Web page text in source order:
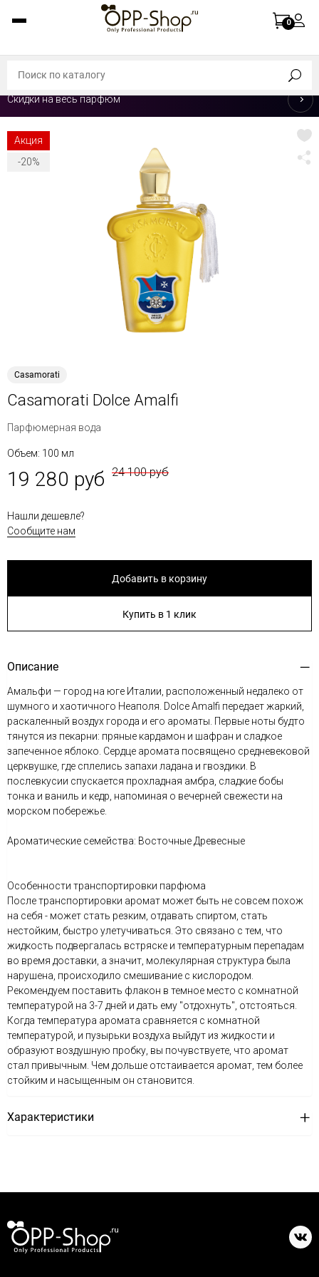
0
Скидки на весь парфюм
Акция
-20%
Casamorati
Casamorati Dolce Amalfi
Парфюмерная вода
Объем: 100 мл
19 280 руб 24 100 руб
Нашли дешевле?
Сообщите нам
Добавить в корзину
Купить в 1 клик
Описание
Амальфи — город на юге Италии, расположенный недалеко от
шумного и хаотичного Неаполя. Dolce Amalfi передает жаркий,
раскаленный воздух города и его ароматы. Первые ноты будто
тянутся из пекарни: пряные кардамон и шафран и сладкое
запеченное яблоко. Сердце аромата посвящено средневековой
церквушке, где сплелись запахи ладана и гвоздики. В
послевкусии спускается прохладная амбра, сладкие бобы
тонка и ваниль и кедр, напоминая о вечерней свежести на
морском побережье.
Ароматические семейства: Восточные Древесные
Особенности транспортировки парфюма
После транспортировки аромат может быть не совсем похож
на себя - может стать резким, отдавать спиртом, стать
нестойким, быстро улетучиваться. Это связано с тем, что
жидкость подвергалась встряске и температурным перепадам
во время доставки, а значит, молекулярная структура была
нарушена, происходило смешивание с кислородом.
Рекомендуем поставить флакон в темное место с комнатной
температурой на 3-7 дней и дать ему "отдохнуть", отстояться.
Когда температура аромата сравняется с комнатной
температурой, и пузырьки воздуха выйдут из жидкости и
образуют воздушную пробку, вы почувствуете, что аромат
стал привычным. Чем дольше отстаивается аромат, тем более
стойким и насыщенным он становится.
Характеристики